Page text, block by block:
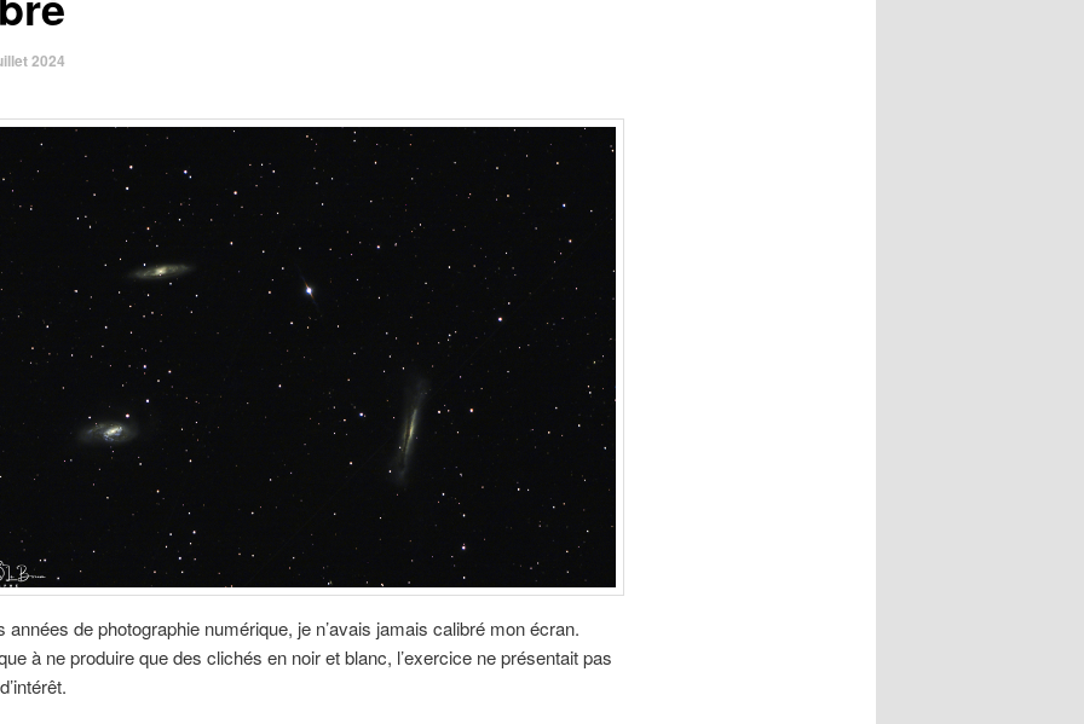
2024
années de photographie numérique, je n’avais jamais calibré mon écran.
à ne produire que des clichés en noir et blanc, l’exercice ne présentait pas